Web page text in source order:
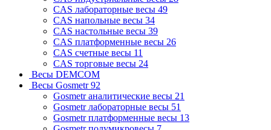
CAS лабораторные весы 49
CAS напольные весы 34
CAS настольные весы 39
CAS платформенные весы 26
CAS счетные весы 11
CAS торговые весы 24
Весы DEMCOM
Весы Gosmetr92
Gosmetr аналитические весы 21
Gosmetr лабораторные весы 51
Gosmetr платформенные весы 13